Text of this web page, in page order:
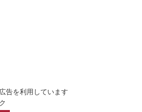
告を利用しています